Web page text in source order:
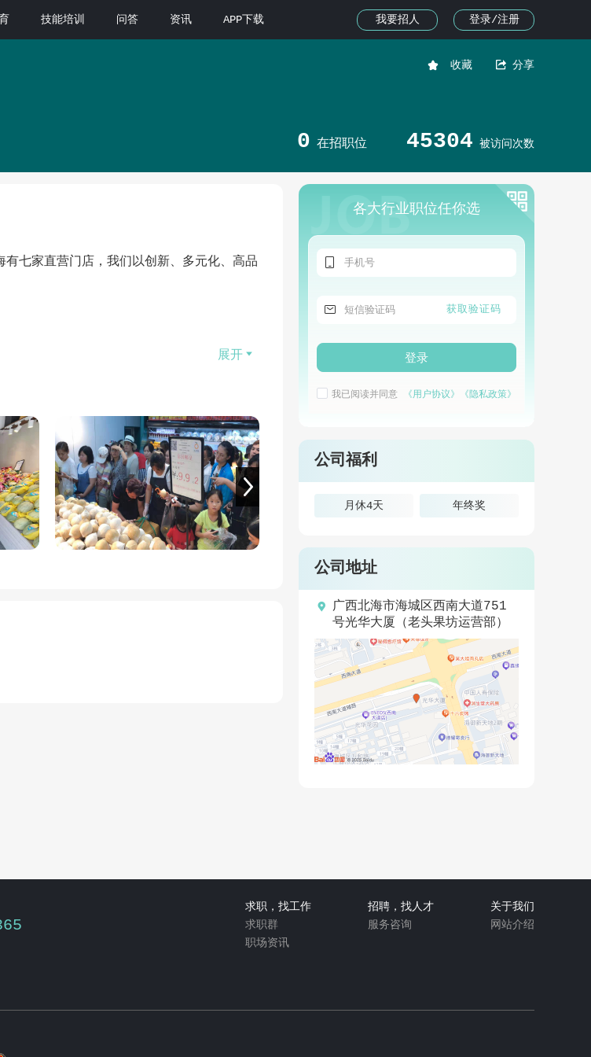
技能培训 问答 资讯 APP下载 我要招人 登录/注册
 收藏  分享
0 在招职位 45304 被访问次数
七家直营门店，我们以创新、多元化、高品
展开 
各大行业职位任你选

 获取验证码
登录
我已阅读并同意 《用户协议》 《隐私政策》
公司福利
月休4天 年终奖
公司地址
 广西北海市海城区西南大道751
号光华大厦（老头果坊运营部）
求职，找工作
求职群
职场资讯
招聘，找人才
服务咨询
关于我们
网站介绍